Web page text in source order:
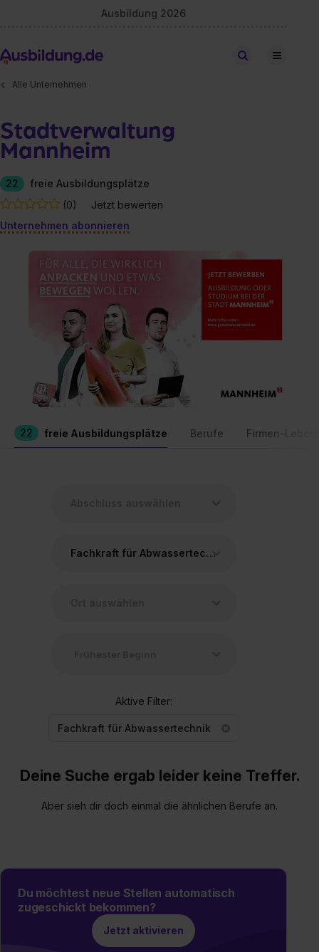
Ausbildung 2026
Stellen finden
Alle Unternehmen
Stadtverwaltung
Mannheim
22
freie Ausbildungsplätze
(0)
Jetzt bewerten
Unternehmen abonnieren
22 freie Ausbildungsplätze Berufe Firmen-
Fachkraft für Abwassertechnik
Aktive Filter:
Fachkraft für Abwassertechnik
Deine Suche ergab leider keine Treffer.
Aber sieh dir doch einmal die ähnlichen Berufe an.
Du möchtest neue Stellen automatisch
zugeschickt bekommen?
Jetzt aktivieren